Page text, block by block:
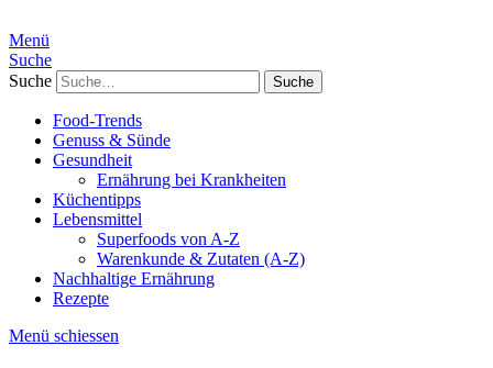
Menü
Suche
Suche
Food-Trends
Genuss & Sünde
Gesundheit
Ernährung bei Krankheiten
Küchentipps
Lebensmittel
Superfoods von A-Z
Warenkunde & Zutaten (A-Z)
Nachhaltige Ernährung
Rezepte
Menü schiessen